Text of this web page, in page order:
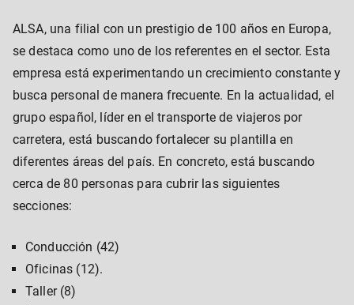
ALSA, una filial con un prestigio de 100 años en Europa,
se destaca como uno de los referentes en el sector. Esta
empresa está experimentando un crecimiento constante y
busca personal de manera frecuente. En la actualidad, el
grupo español, líder en el transporte de viajeros por
carretera, está buscando fortalecer su plantilla en
diferentes áreas del país. En concreto, está buscando
cerca de 80 personas para cubrir las siguientes
secciones:
Conducción (42)
Oficinas (12).
Taller (8)